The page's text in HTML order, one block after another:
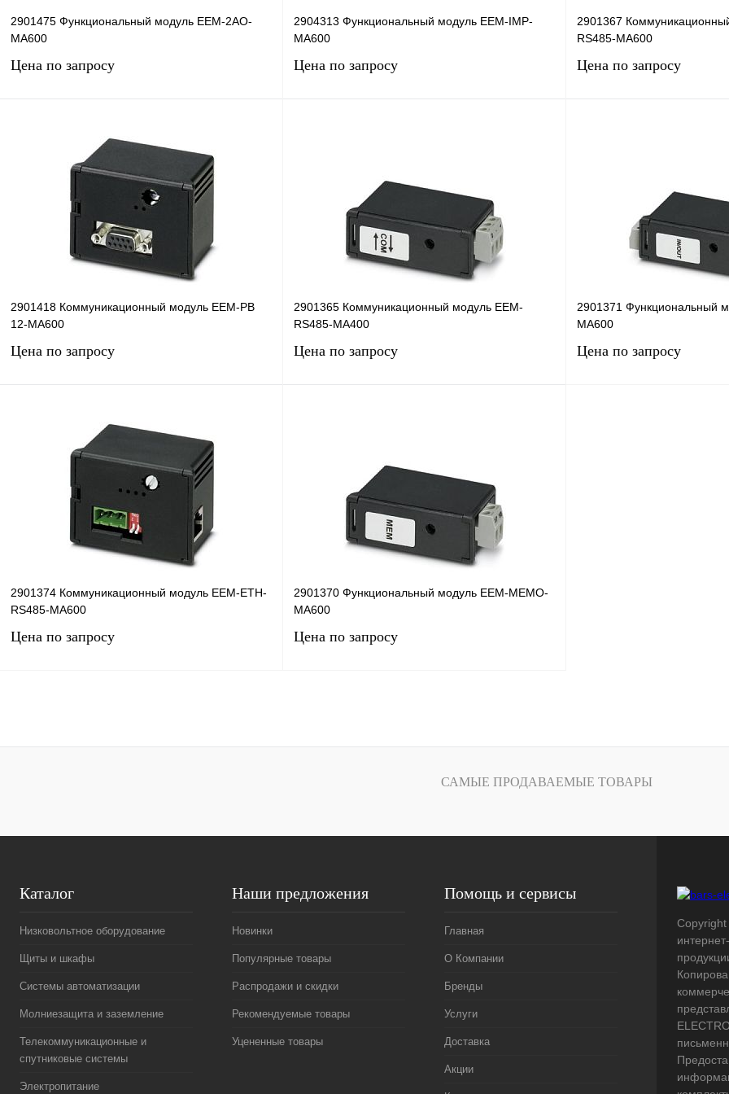
2901475 Функциональный модуль EEM-2AO-
MA600
Цена по запросу
Купить в 1 клик Сравнение
В избранное Под заказ
2904313 Функциональный модуль EEM-IMP-
MA600
Цена по запросу
В избранное Под заказ
2901367
RS485-MA600
Цена по запросу
2901418 Коммуникационный модуль EEM-PB
12-MA600
Цена по запросу
Купить в 1 клик Сравнение
В избранное Под заказ
2901365 Коммуникационный модуль EEM-
RS485-MA400
Цена по запросу
В избранное Под заказ
2901371 Функциональный
MA600
Цена по запросу
2901374 Коммуникационный модуль EEM-ETH-
RS485-MA600
Цена по запросу
Купить в 1 клик Сравнение
2901370 Функциональный модуль EEM-MEMO-
MA600
Цена по запросу
Купить в 1 клик Сравнение
САМЫЕ ПРОДАВАЕМЫЕ ТОВАРЫ
Каталог
Низковольтное оборудование
Щиты и шкафы
Системы автоматизации
Молниезащита и заземление
Телекоммуникационные и
спутниковые системы
Электропитание
Наши предложения
Новинки
Популярные товары
Распродажи и скидки
Рекомендуемые товары
Уцененные товары
Помощь и сервисы
Главная
О Компании
Бренды
Услуги
Доставка
Акции